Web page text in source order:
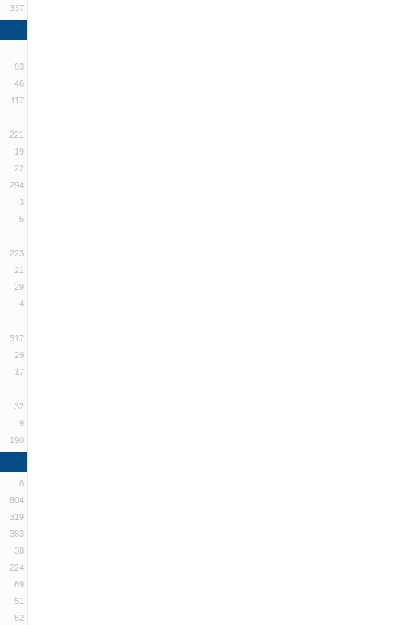
337
93
46
117
221
19
22
294
3
5
223
21
29
4
317
29
17
32
9
190
8
804
319
383
38
224
89
51
52